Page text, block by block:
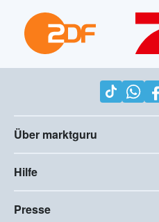
Über marktguru
Hilfe
Presse